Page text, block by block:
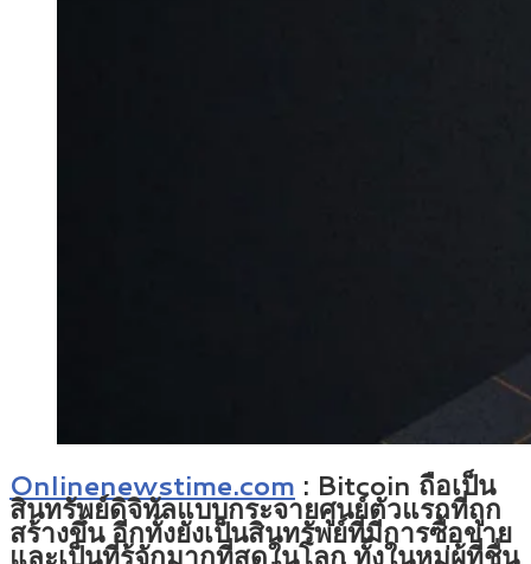
Onlinenewstime.com : Bitcoin ถือเป็น
สินทรัพย์ดิจิทัลแบบกระจายศูนย์ตัวแรกที่ถูก
สร้างขึ้น อีกทั้งยังเป็นสินทรัพย์ที่มีการซื้อขาย
และเป็นที่รู้จักมากที่สุดในโลก ทั้งในหมู่ผู้ที่ชื่น